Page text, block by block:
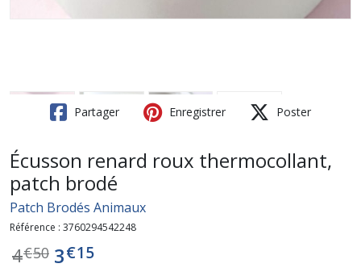
Partager Enregistrer Poster
Écusson renard roux thermocollant,
patch brodé
Patch Brodés Animaux
Référence : 3760294542248
4€50 3€15